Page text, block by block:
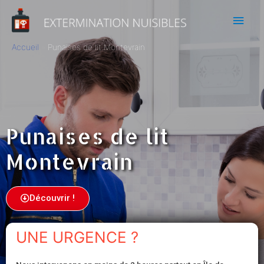
Accueil Punaises de lit Montevrain
Punaises de lit
Montevrain
Découvrir !
UNE URGENCE ?